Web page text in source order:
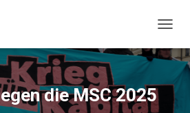
die MSC 2025